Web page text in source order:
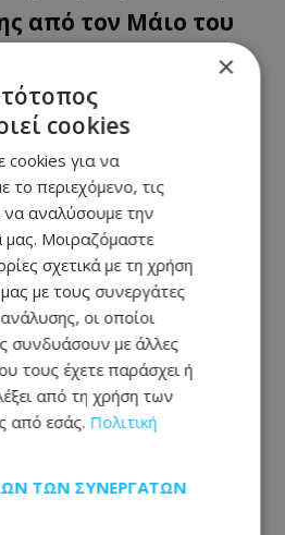
από τον Μάιο του
ότι στις Υπηρεσίες
λειτουργούσαν
της
και της
βίας, με τον
να ολοκληρώνεται
2018 και
για περιστατικά
μετά τις 13
αρμόδιοι ήταν οι
βίας του
Ευημερίας
×
cookies
cookies για να
το περιεχόμενο, τις
να αναλύσουμε την
μας. Μοιραζόμαστε
σχετικά με τη χρήση
με τους συνεργάτες
οι οποίοι
συνδυάσουν με άλλες
τους έχετε παράσχει ή
από τη χρήση των
από εσάς. Πολιτική
ΤΩΝ ΣΥΝΕΡΓΑΤΏΝ